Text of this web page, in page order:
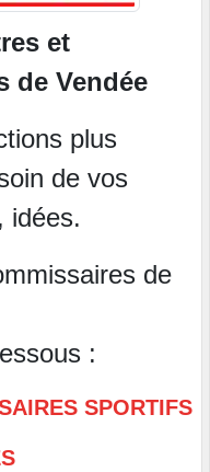
et
de Vendée
plus
de vos
idées.
de
:
SPORTIFS